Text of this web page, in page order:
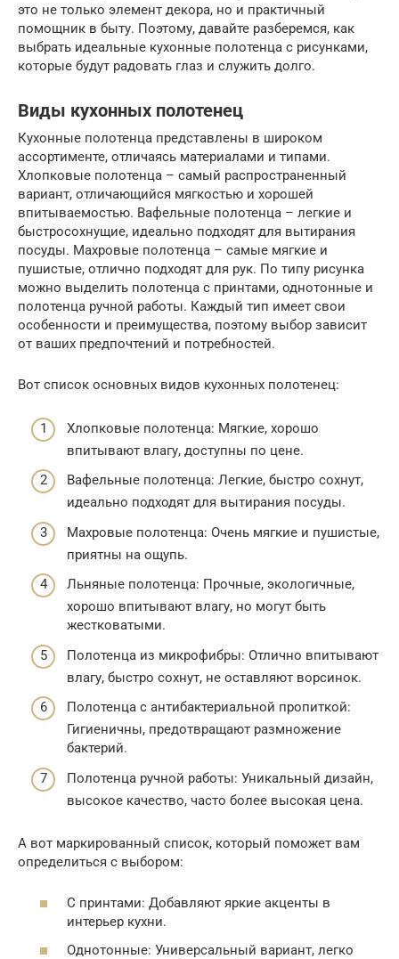
это не только элемент декора, но и практичный
помощник в быту. Поэтому, давайте разберемся, как
выбрать идеальные кухонные полотенца с рисунками,
которые будут радовать глаз и служить долго.
Виды кухонных полотенец
Кухонные полотенца представлены в широком
ассортименте, отличаясь материалами и типами.
Хлопковые полотенца – самый распространенный
вариант, отличающийся мягкостью и хорошей
впитываемостью. Вафельные полотенца – легкие и
быстросохнущие, идеально подходят для вытирания
посуды. Махровые полотенца – самые мягкие и
пушистые, отлично подходят для рук. По типу рисунка
можно выделить полотенца с принтами, однотонные и
полотенца ручной работы. Каждый тип имеет свои
особенности и преимущества, поэтому выбор зависит
от ваших предпочтений и потребностей.
Вот список основных видов кухонных полотенец:
Хлопковые полотенца: Мягкие, хорошо
впитывают влагу, доступны по цене.
Вафельные полотенца: Легкие, быстро сохнут,
идеально подходят для вытирания посуды.
Махровые полотенца: Очень мягкие и пушистые,
приятны на ощупь.
Льняные полотенца: Прочные, экологичные,
хорошо впитывают влагу, но могут быть
жестковатыми.
Полотенца из микрофибры: Отлично впитывают
влагу, быстро сохнут, не оставляют ворсинок.
Полотенца с антибактериальной пропиткой:
Гигиеничны, предотвращают размножение
бактерий.
Полотенца ручной работы: Уникальный дизайн,
высокое качество, часто более высокая цена.
А вот маркированный список, который поможет вам
определиться с выбором:
С принтами: Добавляют яркие акценты в
интерьер кухни.
Однотонные: Универсальный вариант, легко